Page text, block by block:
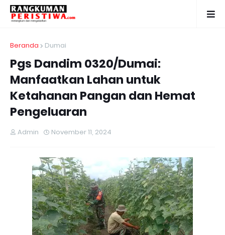
Beranda Dumai
Pgs Dandim 0320/Dumai:
Manfaatkan Lahan untuk
Ketahanan Pangan dan Hemat
Pengeluaran
Admin November 11, 2024